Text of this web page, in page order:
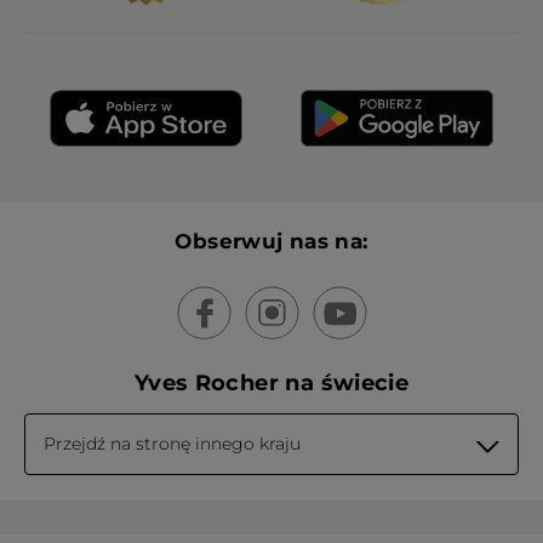
Obserwuj nas na:
Yves Rocher na świecie
Przejdź na stronę innego kraju